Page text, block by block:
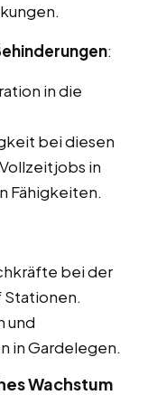
:
in die
bei diesen
in
Fähigkeiten.
bei der
Stationen.
und
in Gardelegen.
Wachstum